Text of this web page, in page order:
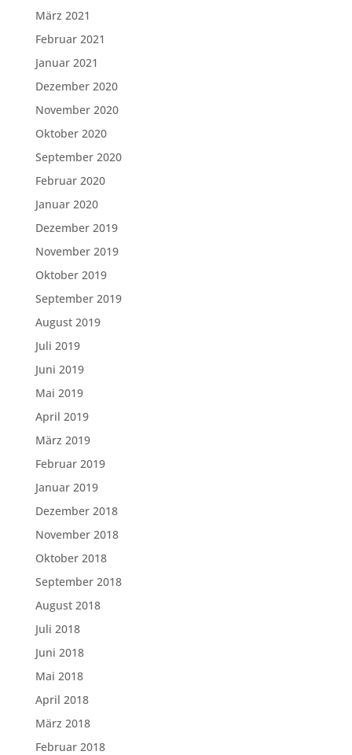
März 2021
Februar 2021
Januar 2021
Dezember 2020
November 2020
Oktober 2020
September 2020
Februar 2020
Januar 2020
Dezember 2019
November 2019
Oktober 2019
September 2019
August 2019
Juli 2019
Juni 2019
Mai 2019
April 2019
März 2019
Februar 2019
Januar 2019
Dezember 2018
November 2018
Oktober 2018
September 2018
August 2018
Juli 2018
Juni 2018
Mai 2018
April 2018
März 2018
Februar 2018